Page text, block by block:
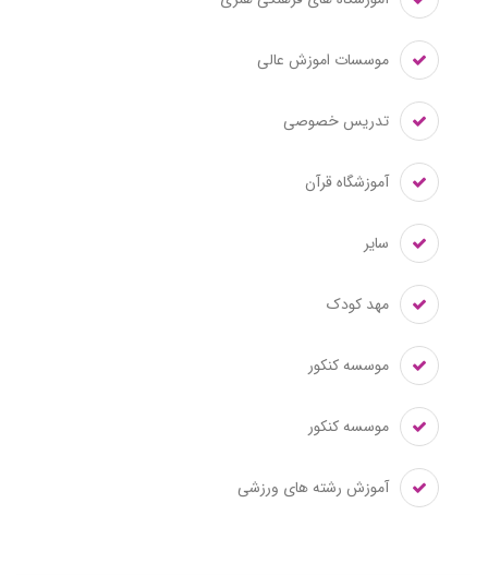
موسسات اموزش عالی
تدریس خصوصی
آموزشگاه قرآن
سایر
مهد کودک
موسسه کنکور
موسسه کنکور
آموزش رشته های ورزشی